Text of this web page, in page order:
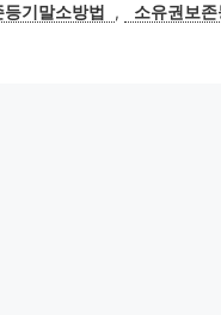
기말소방법 , 소유권보